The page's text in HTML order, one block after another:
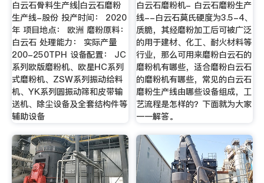
白云石骨料生产线|白云石磨粉
生产线-股份 投产时间： 2020
年 项目地点： 欧洲 磨粉原料：
白云石 处理能力： 实际产量
200-250TPH 设备配置： JC
系列欧版磨粉机、欧星HC系列
式磨粉机、ZSW系列振动给料
机、YK系列圆振动筛和皮带输
送机、除尘设备及全套结构件等
辅助设备
白云石磨粉机- 白云石磨粉生产
线--白云石莫氏硬度为3.5-4、
质脆，其经磨粉加工后可被广泛
的用于建材、化工、耐火材料等
行业，那么可用来磨粉白云石的
磨粉机有哪些，适合磨粉白云石
的磨粉机有哪些，常见的白云石
磨粉生产线由哪些设备组成，工
艺流程是怎样的？下面就为大家
一一解答。